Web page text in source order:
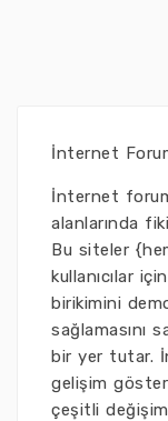
İnternet
İnternet
alanlarında
Bu siteler
kullanıcılar
birikimini
sağlamasını
bir yer tutar.
gelişim
çeşitli